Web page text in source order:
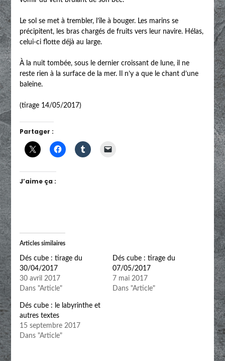
Le sol se met à trembler, l’île à bouger. Les marins se
précipitent, les bras chargés de fruits vers leur navire. Hélas,
celui-ci flotte déjà au large.
À la nuit tombée, sous le dernier croissant de lune, il ne
reste rien à la surface de la mer. Il n’y a que le chant d’une
baleine.
(tirage 14/05/2017)
Partager :
J’aime ça :
Articles similaires
Dés cube : tirage du
30/04/2017
30 avril 2017
Dans "Article"
Dés cube : tirage du
07/05/2017
7 mai 2017
Dans "Article"
Dés cube : le labyrinthe et
autres textes
15 septembre 2017
Dans "Article"